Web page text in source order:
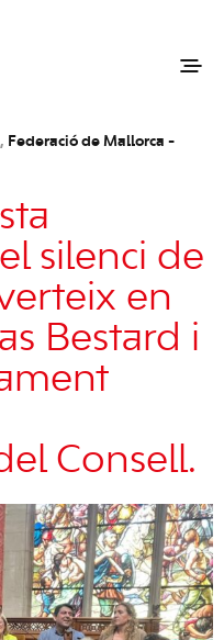
, Federació de Mallorca -
silenci de
en
Bestard i
Consell.